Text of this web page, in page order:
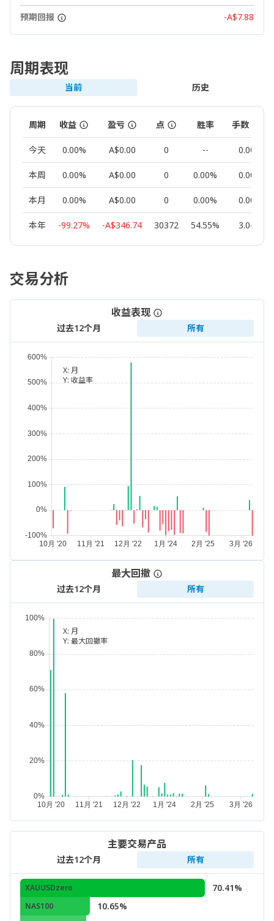
预期回报
-A$7.88
周期表现
当前 历史
周期 收益 盈亏 点 胜率 手数
今天 0.00% A$0.00 0 -- 0.00
本周 0.00% A$0.00 0 0.00% 0.00
本月 0.00% A$0.00 0 0.00% 0.00
本年 -99.27% -A$346.74 30372 54.55% 3.04
交易分析
收益表现
过去12个月 所有
X: 月
Y: 收益率
最大回撤
过去12个月 所有
X: 月
Y: 最大回撤率
主要交易产品
过去12个月 所有
XAUUSDzero 70.41%
NAS100 10.65%